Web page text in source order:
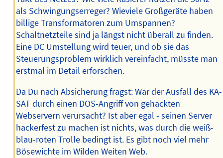
als Schwingungserreger? Wieviele Großgeräte haben
billige Transformatoren zum Umspannen?
Schaltnetzteile sind ja längst nicht überall zu finden.
Eine DC Umstellung wird teuer, und ob sie das
Steuerungsproblem wirklich vereinfacht, müsste man
erstmal im Detail erforschen.
Da Du nach Absicherung fragst: War der Ausfall des KA-
SAT durch einen DOS-Angriff von gehackten
Webservern verursacht? Ist aber egal - seinen Server
hackerfest zu machen ist nichts, was durch die weiß-
blau-roten Trolle bedingt ist. Es gibt noch viel mehr
Bösewichte im Wilden Weiten Web.